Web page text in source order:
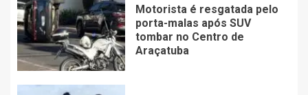
Motorista é resgatada pelo
porta-malas após SUV
tombar no Centro de
Araçatuba